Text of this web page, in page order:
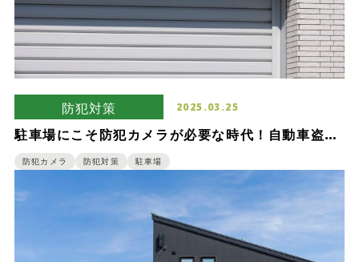
防犯対策 2025.03.25
駐車場にこそ防犯カメラが必要な時代！自動車盗難
被害からから考える一戸建ての防犯対策
防犯カメラ 防犯対策 駐車場